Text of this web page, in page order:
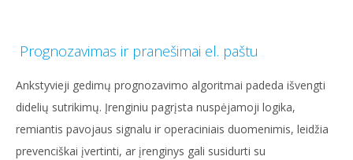
Prognozavimas ir pranešimai el. paštu
Ankstyvieji gedimų prognozavimo algoritmai padeda išvengti
didelių sutrikimų. Įrenginiu pagrįsta nuspėjamoji logika,
remiantis pavojaus signalu ir operaciniais duomenimis, leidžia
prevenciškai įvertinti, ar įrenginys gali susidurti su